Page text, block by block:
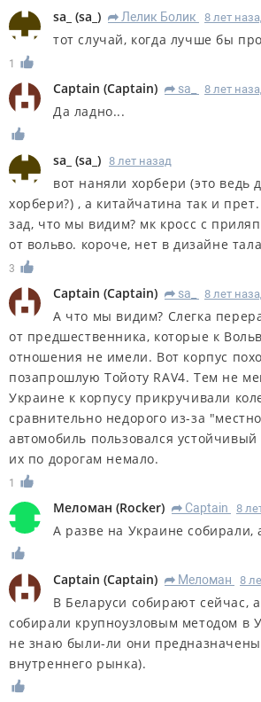
sa_ (sa_ ) R Лелик Болик 8 лет
тот случай, когда лучше бы
1
Captain (Captain) R sa_ 8 лет
Да ладно...
sa_ (sa_ ) 8 лет назад
вот наняли хорбери (это ведь
хорбери?) , а китайчатина так и
зад, что мы видим? мк кросс с
от вольво. короче, нет в дизайне
3
Captain (Captain) R sa_ 8 лет
А что мы видим? Слегка
от предшественника, которые к
отношения не имели. Вот корпус
позапрошлую Тойоту RAV4. Тем не
Украине к корпусу прикручивали
сравнительно недорого из-за
автомобиль пользовался
их по дорогам немало.
1
Меломан (Rocker) R Captain 8
А разве на Украине собирали,
Captain (Captain) R Меломан 8
В Беларуси собирают сейчас,
собирали крупноузловым методом в
не знаю были-ли они предназначены
внутреннего рынка).